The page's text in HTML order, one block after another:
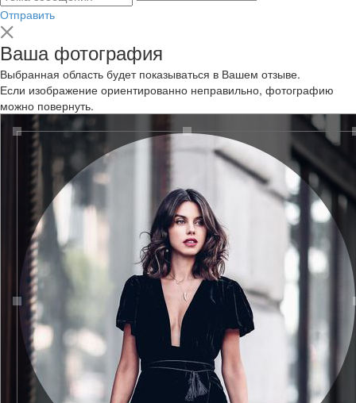
Отправить
Ваша фотография
Выбранная область будет показываться в Вашем отзыве.
Если изображение ориентированно неправильно, фотографию
можно повернуть.